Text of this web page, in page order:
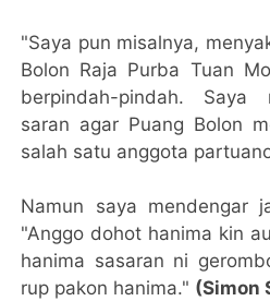
"Saya pun misalnya,
Bolon Raja Purba Tuan
berpindah-pindah. Saya
saran agar Puang Bolon
salah satu anggota
Namun saya mendengar
"Anggo dohot hanima kin
hanima sasaran ni
rup pakon hanima." (Simon